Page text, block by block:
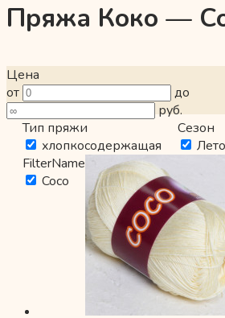
Пряжа Коко —
Цена
от
до
руб.
Тип пряжи
хлопкосодержащая
Сезон
Лето
FilterName
Coco